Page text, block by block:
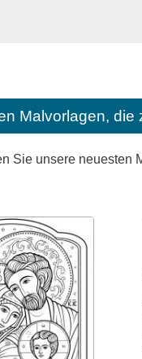
Malvorlagen, die
Sie unsere